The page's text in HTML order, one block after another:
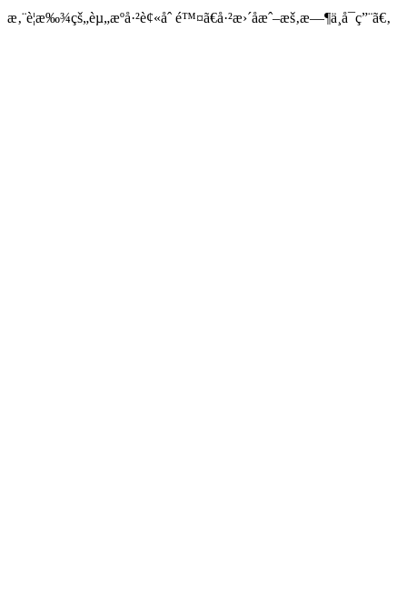
æ‚¨è¦æ‰¾çš„èµ„æºå·²è¢«åˆ é™¤ã€å·²æ›´åæˆ–æš‚æ—¶ä¸å¯ç”¨ã€‚